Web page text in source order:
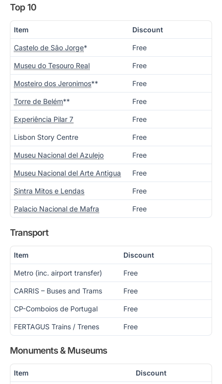
Top 10
Item Discount
Castelo de São Jorge* Free
Museu do Tesouro Real Free
Mosteiro dos Jeronimos** Free
Torre de Belém** Free
Experiência Pilar 7 Free
Lisbon Story Centre Free
Museu Nacional del Azulejo Free
Museu Nacional del Arte Antigua Free
Sintra Mitos e Lendas Free
Palacio Nacional de Mafra Free
Transport
Item Discount
Metro (inc. airport transfer) Free
CARRIS – Buses and Trams Free
CP-Comboios de Portugal Free
FERTAGUS Trains / Trenes Free
Monuments & Museums
Item Discount